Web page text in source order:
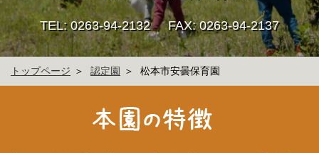
TEL: 0263-94-2132 FAX: 0263-94-2137
トップページ 認定園 松本市安曇保育園